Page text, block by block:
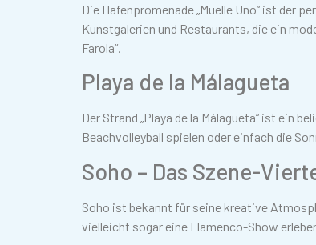
Die Hafenpromenade „Muelle Uno“ ist der
Kunstgalerien und Restaurants, die ein
Farola“.
Playa de la Málagueta
Der Strand „Playa de la Málagueta“ ist ein
Beachvolleyball spielen oder einfach die
Soho – Das Szene-
Soho ist bekannt für seine kreative
vielleicht sogar eine Flamenco-Show